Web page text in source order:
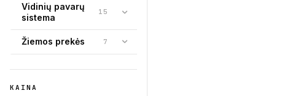
Vidinių pavarų
sistema
15
Žiemos prekės 7
KAINA